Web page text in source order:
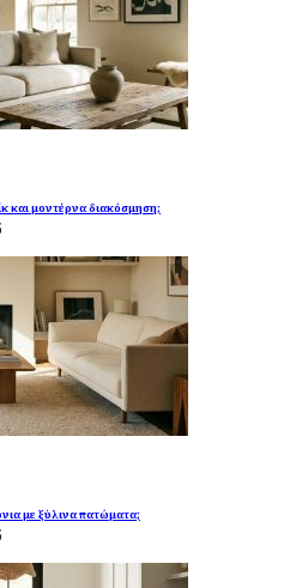
και μοντέρνα διακόσμηση;
με ξύλινα πατώματα;